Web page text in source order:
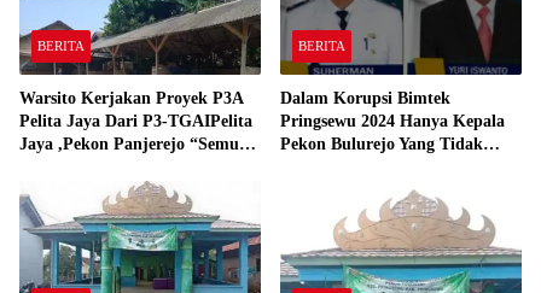
BERITA
Warsito Kerjakan Proyek P3A
Pelita Jaya Dari P3-TGAIPelita
Jaya ,Pekon Panjerejo “Semua
BERITA
Dalam Korupsi Bimtek
Pringsewu 2024 Hanya Kepala
Pekon Bulurejo Yang Tidak